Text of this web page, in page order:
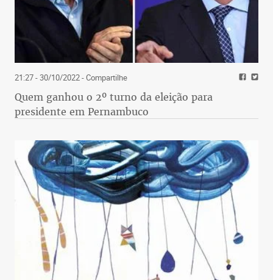
21:27 - 30/10/2022- Compartilhe
Quem ganhou o 2º turno da eleição para
presidente em Pernambuco